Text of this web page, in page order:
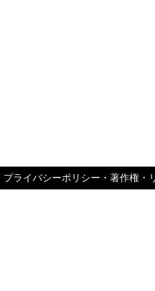
プライバシーポリシー・著作権・